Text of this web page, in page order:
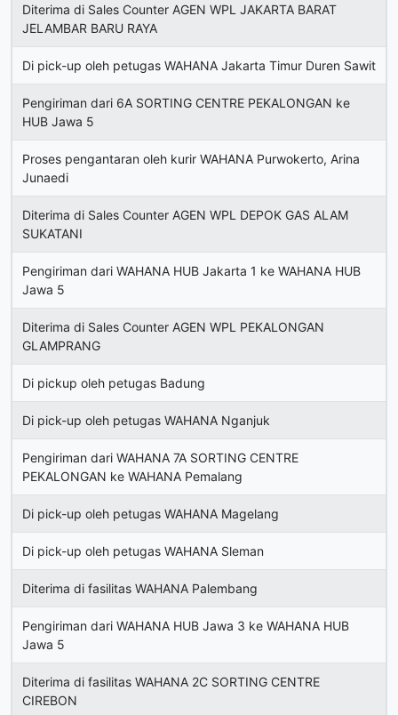
Diterima di Sales Counter AGEN WPL JAKARTA BARAT
JELAMBAR BARU RAYA
Di pick-up oleh petugas WAHANA Jakarta Timur Duren Sawit
Pengiriman dari 6A SORTING CENTRE PEKALONGAN ke
HUB Jawa 5
Proses pengantaran oleh kurir WAHANA Purwokerto, Arina
Junaedi
Diterima di Sales Counter AGEN WPL DEPOK GAS ALAM
SUKATANI
Pengiriman dari WAHANA HUB Jakarta 1 ke WAHANA HUB
Jawa 5
Diterima di Sales Counter AGEN WPL PEKALONGAN
GLAMPRANG
Di pickup oleh petugas Badung
Di pick-up oleh petugas WAHANA Nganjuk
Pengiriman dari WAHANA 7A SORTING CENTRE
PEKALONGAN ke WAHANA Pemalang
Di pick-up oleh petugas WAHANA Magelang
Di pick-up oleh petugas WAHANA Sleman
Diterima di fasilitas WAHANA Palembang
Pengiriman dari WAHANA HUB Jawa 3 ke WAHANA HUB
Jawa 5
Diterima di fasilitas WAHANA 2C SORTING CENTRE
CIREBON